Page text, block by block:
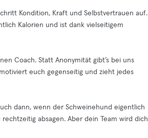
Kondition, Kraft und Selbstvertrauen auf.
Kalorien und ist dank vielseitigem
Coach. Statt Anonymität gibt’s bei uns
euch gegenseitig und zieht jedes
dann, wenn der Schweinehund eigentlich
absagen. Aber dein Team wird dich